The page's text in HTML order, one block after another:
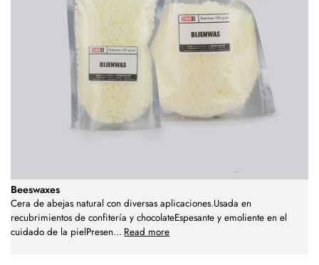
Beeswaxes
Cera de abejas natural con diversas aplicaciones.Usada en
recubrimientos de confitería y chocolateEspesante y emoliente en el
cuidado de la pielPresen... Read more